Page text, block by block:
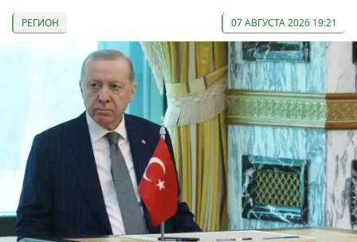
РЕГИОН 07 АВГУСТА 2026 19:21